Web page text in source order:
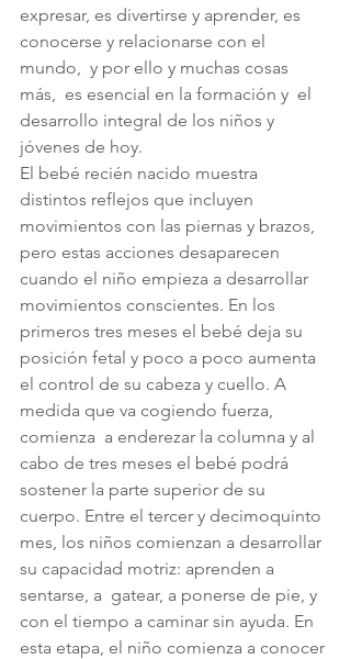
expresar, es divertirse y aprender, es
conocerse y relacionarse con el
mundo,  y por ello y muchas cosas
más,  es esencial en la formación y  el
desarrollo integral de los niños y
jóvenes de hoy.
El bebé recién nacido muestra
distintos reflejos que incluyen
movimientos con las piernas y brazos,
pero estas acciones desaparecen
cuando el niño empieza a desarrollar
movimientos conscientes. En los
primeros tres meses el bebé deja su
posición fetal y poco a poco aumenta
el control de su cabeza y cuello. A
medida que va cogiendo fuerza,
comienza  a enderezar la columna y al
cabo de tres meses el bebé podrá
sostener la parte superior de su
cuerpo. Entre el tercer y decimoquinto
mes, los niños comienzan a desarrollar
su capacidad motriz: aprenden a
sentarse, a  gatear, a ponerse de pie, y
con el tiempo a caminar sin ayuda. En
esta etapa, el niño comienza a conocer